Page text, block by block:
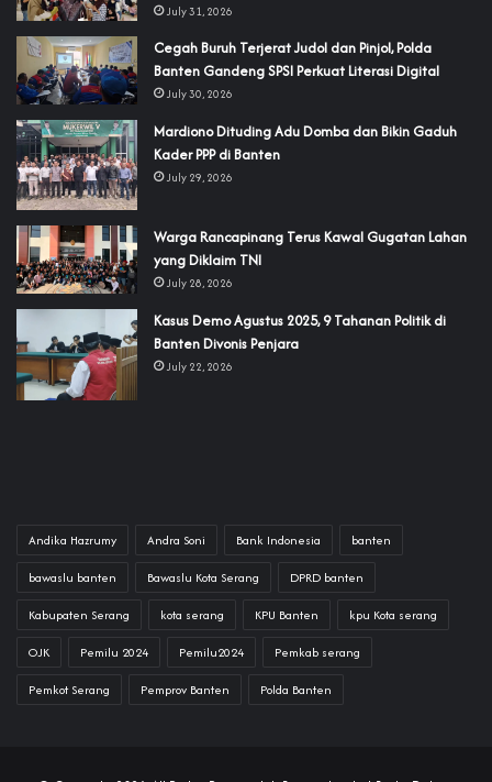
July 31, 2026
Cegah Buruh Terjerat Judol dan Pinjol, Polda
Banten Gandeng SPSI Perkuat Literasi Digital
July 30, 2026
‎Mardiono Dituding Adu Domba dan Bikin Gaduh
Kader PPP di Banten
July 29, 2026
‎Warga Rancapinang Terus Kawal Gugatan Lahan
yang Diklaim TNI‎‎
July 28, 2026
‎Kasus Demo Agustus 2025, 9 Tahanan Politik di
Banten Divonis Penjara
July 22, 2026
Andika Hazrumy Andra Soni Bank Indonesia banten
bawaslu banten Bawaslu Kota Serang DPRD banten
Kabupaten Serang kota serang KPU Banten kpu Kota serang
OJK Pemilu 2024 Pemilu2024 Pemkab serang
Pemkot Serang Pemprov Banten Polda Banten